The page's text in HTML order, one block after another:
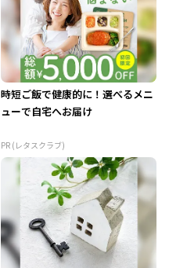
時短ご飯で健康的に！選べるメニ
ューで自宅へお届け
PR (レタスクラブ)